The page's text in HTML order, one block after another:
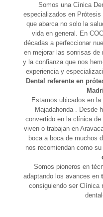
Somos una Cínica
especializados en
que abarca no solo la
vida en general. En
décadas a perfeccionar
en mejorar las sonrisas
y la confianza que nos
experiencia y
Dental referente en
Estamos ubicados en
Majadahonda . Desde
convertido en la clínica
viven o trabajan en
boca a boca de muchos
nos recomiendan como su
Somos pioneros en
adaptando los avances en
consiguiendo ser Clínica